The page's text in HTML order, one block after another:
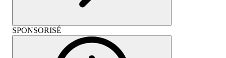
SPONSORISÉ